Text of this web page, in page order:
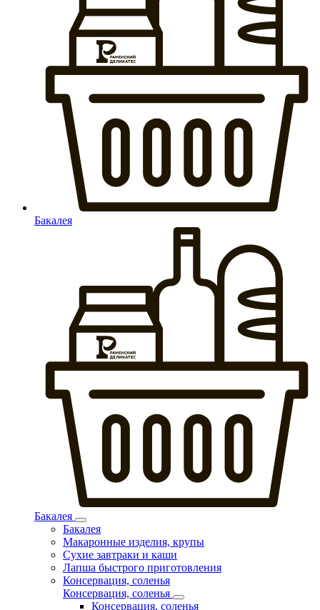
Бакалея
Бакалея
Бакалея
Макаронные изделия, крупы
Сухие завтраки и каши
Лапша быстрого приготовления
Консервация, соленья
Консервация, соленья
Консервация, соленья